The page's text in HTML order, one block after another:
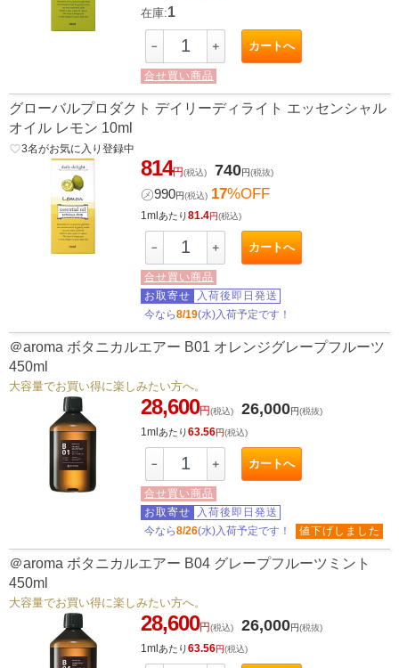
在庫:1
－ ＋ カートへ
合せ買い商品
グローバルプロダクト デイリーディライト エッセンシャル
オイル レモン 10ml
favorite_border3名がお気に入り登録中
814円(税込) 740円(税抜)
㋱990円(税込) 17%OFF
1mlあたり81.4円(税込)
－ ＋ カートへ
合せ買い商品
お取寄せ
入荷後即日発送
今なら8/19(水)入荷予定です！
＠aroma ボタニカルエアー B01 オレンジグレープフルーツ
450ml
大容量でお買い得に楽しみたい方へ。
28,600円(税込) 26,000円(税抜)
1mlあたり63.56円(税込)
－ ＋ カートへ
合せ買い商品
お取寄せ
入荷後即日発送
今なら8/26(水)入荷予定です！ 値下げしました
＠aroma ボタニカルエアー B04 グレープフルーツミント
450ml
大容量でお買い得に楽しみたい方へ。
28,600円(税込) 26,000円(税抜)
1mlあたり63.56円(税込)